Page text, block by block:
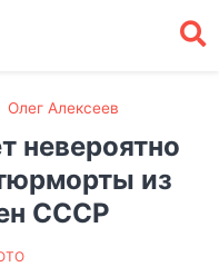
Олег Алексеев
невероятно
из
СССР